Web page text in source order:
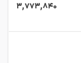
۳,۷۷۳,۸۴۰